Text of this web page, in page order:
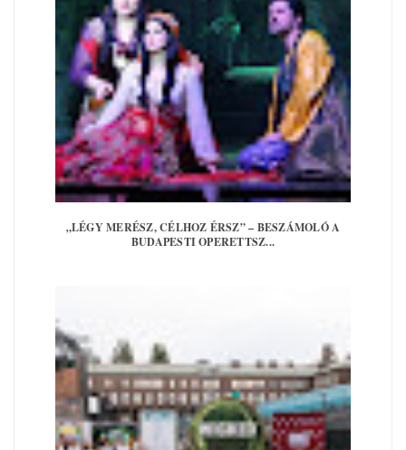
„LÉGY MERÉSZ, CÉLHOZ ÉRSZ” – BESZÁMOLÓ A
BUDAPESTI OPERETTSZ...